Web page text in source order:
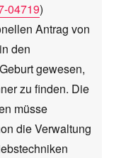
04719)
Antrag von
den
gewesen,
zu finden. Die
müsse
die Verwaltung